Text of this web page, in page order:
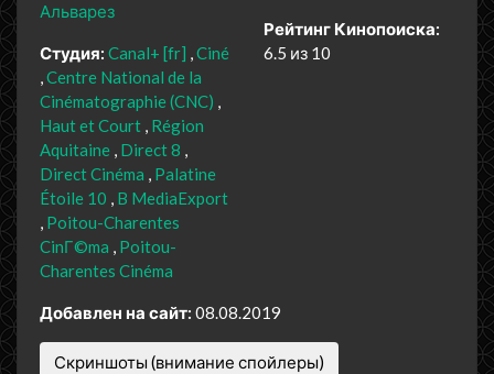
Альварез
Студия: Canal+ [fr] Ciné
Centre National de la
Cinématographie (CNC)
Haut et Court Région
Aquitaine Direct 8
Direct Cinéma
Palatine
Étoile 10
B MediaExport
Poitou-Charentes
CinГ©ma
Poitou-
Charentes Cinéma
Рейтинг Кинопоиска:
6.5 из 10
Добавлен на сайт: 08.08.2019
Скриншоты (внимание спойлеры)